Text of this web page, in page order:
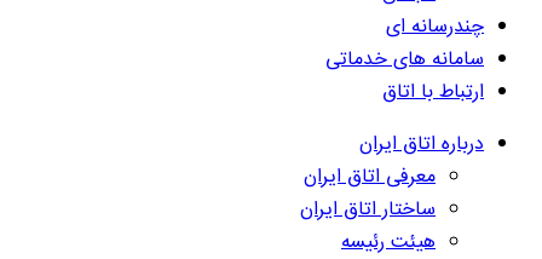
چندرسانه ای
سامانه های خدماتی
ارتباط با اتاق
درباره اتاق ایران
معرفی اتاق ایران
ساختار اتاق ایران
هیئت رئیسه